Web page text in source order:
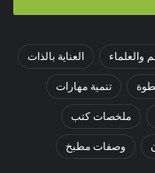
والعلماء العناية بالذات
تنمية مهارات
ملخصات كتب
وصفات مطبخ